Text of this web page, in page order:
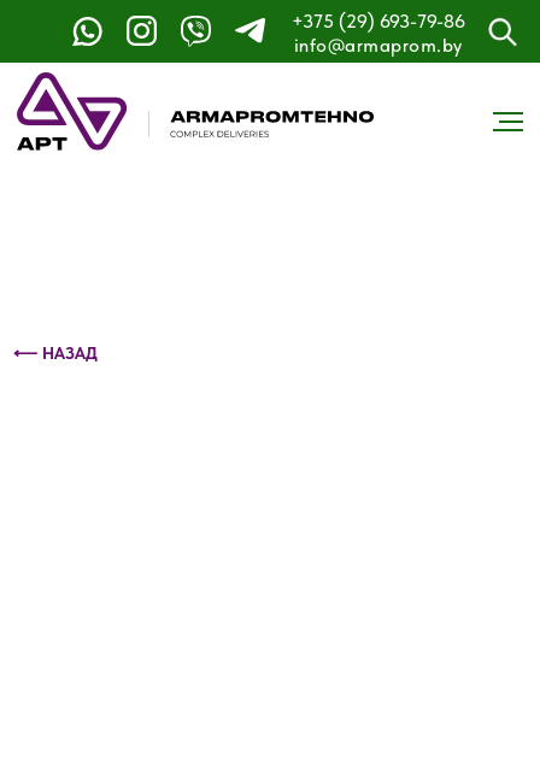
+375 (29) 693-79-86
info@armaprom.by
Контактный телефон: +375 (29) 693-79-86
⟵ НАЗАД